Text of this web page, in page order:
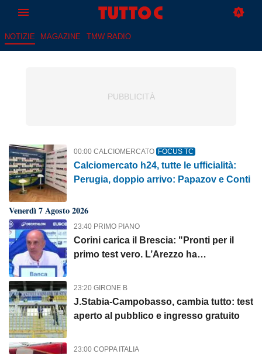
NOTIZIE MAGAZINE TMW RADIO
Tutto C: sito di informazione
00:00 CALCIOMERCATO FOCUS TC
Calciomercato h24, tutte le ufficialità:
Perugia, doppio arrivo: Papazov e Conti
Venerdì 7 Agosto 2026
23:40 PRIMO PIANO
Corini carica il Brescia: "Pronti per il
primo test vero. L’Arezzo ha
23:20 GIRONE B
J.Stabia-Campobasso, cambia tutto: test
aperto al pubblico e ingresso gratuito
23:00 COPPA ITALIA